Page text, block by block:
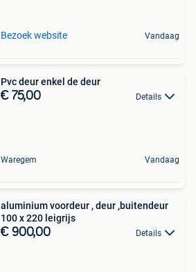
Bezoek website Vandaag
Pvc deur enkel de deur
€ 75,00 Details
Waregem Vandaag
aluminium voordeur , deur ,buitendeur
100 x 220 leigrijs
€ 900,00 Details